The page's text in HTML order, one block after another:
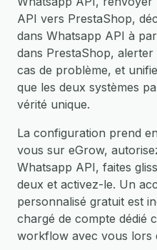
API vers PrestaShop,
dans Whatsapp API à
dans PrestaShop,
cas de problème, et
que les deux systèmes
vérité unique.
La configuration prend
vous sur eGrow,
Whatsapp API, faites
deux et activez-le. Un
personnalisé gratuit est
chargé de compte dédié
workflow avec vous lors